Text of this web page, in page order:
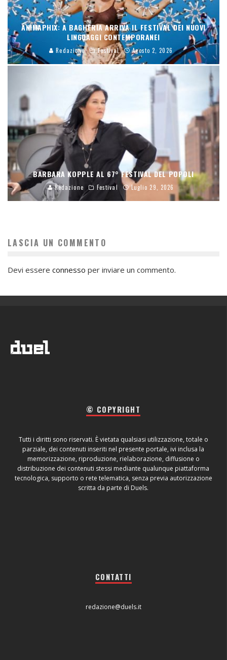
ANIMAPHIX: A BAGHERIA ARRIVA IL FESTIVAL DEI NUOVI
LINGUAGGI CONTEMPORANEI
Redazione Festival Agosto 2, 2026
BARBARA KOPPLE AL 67° FESTIVAL DEL POPOLI
Redazione Festival Luglio 29, 2026
LASCIA UN COMMENTO
Devi essere connesso per inviare un commento.
© COPYRIGHT
Tutti i diritti sono riservati. È vietata qualsiasi utilizzazione, totale o
parziale, dei contenuti inseriti nel presente portale, ivi inclusa la
memorizzazione, riproduzione, rielaborazione, diffusione o
distribuzione dei contenuti stessi mediante qualunque piattaforma
tecnologica, supporto o rete telematica, senza previa autorizzazione
scritta da parte di Duels.
CONTATTI
redazione@duels.it